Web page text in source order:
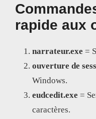
rapide aux
narrateur.exe =
ouverture de
Windows.
eudcedit.exe =
caractères.